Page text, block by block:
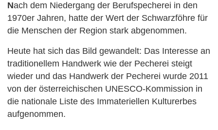
Nach dem Niedergang der Berufspecherei in den
1970er Jahren, hatte der Wert der Schwarzföhre für
die Menschen der Region stark abgenommen.
Heute hat sich das Bild gewandelt: Das Interesse an
traditionellem Handwerk wie der Pecherei steigt
wieder und das Handwerk der Pecherei wurde 2011
von der österreichischen UNESCO-Kommission in
die nationale Liste des Immateriellen Kulturerbes
aufgenommen.